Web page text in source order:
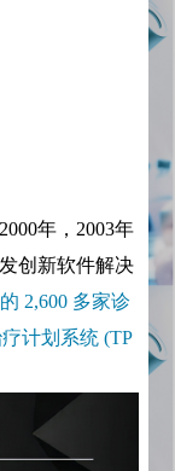
年，2003年
创新软件解决
2,600 多家诊
疗计划系统 (TP